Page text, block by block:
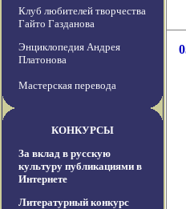
Клуб любителей творчества
Гайто Газданова
Энциклопедия Андрея
Платонова
Мастерская перевода
КОНКУРСЫ
За вклад в русскую
культуру публикациями в
Интернете
Литературный конкурс